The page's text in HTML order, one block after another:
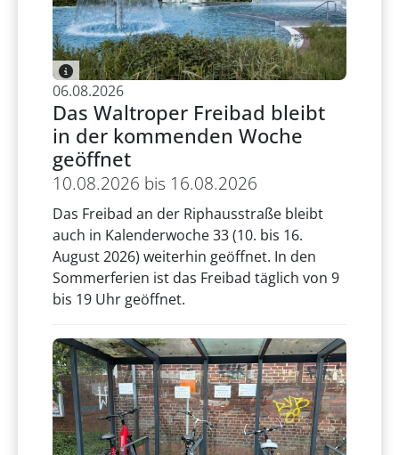
06.08.2026
Das Waltroper Freibad bleibt
in der kommenden Woche
geöffnet
10.08.2026 bis 16.08.2026
Das Freibad an der Riphausstraße bleibt
auch in Kalenderwoche 33 (10. bis 16.
August 2026) weiterhin geöffnet. In den
Sommerferien ist das Freibad täglich von 9
bis 19 Uhr geöffnet.